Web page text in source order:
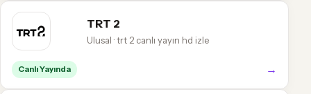
TRT 2
Ulusal · trt 2 canlı yayın hd izle
Canlı Yayında →